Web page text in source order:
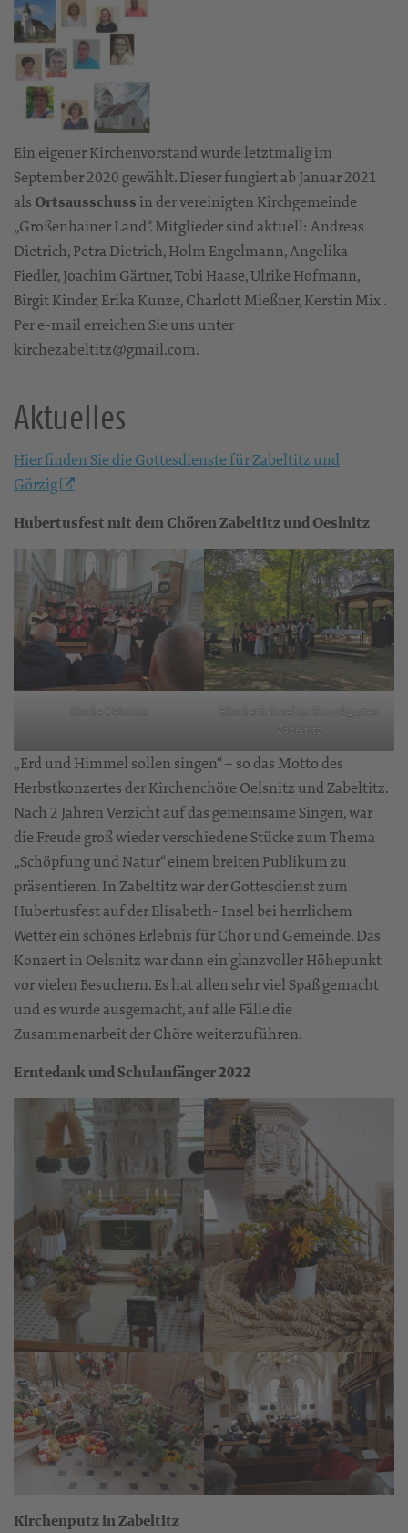
Ein eigener Kirchenvorstand wurde letztmalig im
September 2020 gewählt. Dieser fungiert ab Januar 2021
als Ortsausschuss in der vereinigten Kirchgemeinde
„Großenhainer Land“. Mitglieder sind aktuell: Andreas
Dietrich, Petra Dietrich, Holm Engelmann, Angelika
Fiedler, Joachim Gärtner, Tobi Haase, Ulrike Hofmann,
Birgit Kinder, Erika Kunze, Charlott Mießner, Kerstin Mix .
Per e-mail erreichen Sie uns unter
kirchezabeltitz@gmail.com.
Aktuelles
Hier finden Sie die Gottesdienste für Zabeltitz und
Görzig
Hubertusfest mit dem Chören Zabeltitz und Oeslnitz
Kirche Oelsnitz
Elisabeth-Insel im Barockgarten
Zabeltitz
„Erd und Himmel sollen singen“ – so das Motto des
Herbstkonzertes der Kirchenchöre Oelsnitz und Zabeltitz.
Nach 2 Jahren Verzicht auf das gemeinsame Singen, war
die Freude groß wieder verschiedene Stücke zum Thema
„Schöpfung und Natur“ einem breiten Publikum zu
präsentieren. In Zabeltitz war der Gottesdienst zum
Hubertusfest auf der Elisabeth- Insel bei herrlichem
Wetter ein schönes Erlebnis für Chor und Gemeinde. Das
Konzert in Oelsnitz war dann ein glanzvoller Höhepunkt
vor vielen Besuchern. Es hat allen sehr viel Spaß gemacht
und es wurde ausgemacht, auf alle Fälle die
Zusammenarbeit der Chöre weiterzuführen.
Erntedank und Schulanfänger 2022
Kirchenputz in Zabeltitz